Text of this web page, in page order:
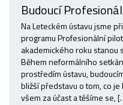
Budoucí
Na Leteckém ústavu jsme
programu Profesionální
akademického roku stanou
Během neformálního
prostředím ústavu,
bližší představu o tom, co
všem za účast a těšíme se,